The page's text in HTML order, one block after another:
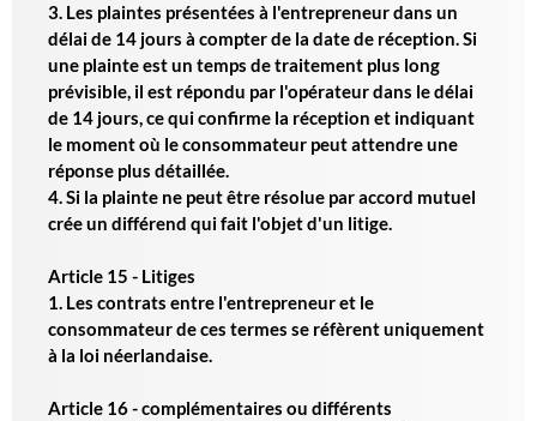
3. Les plaintes présentées à l'entrepreneur dans un
délai de 14 jours à compter de la date de réception. Si
une plainte est un temps de traitement plus long
prévisible, il est répondu par l'opérateur dans le délai
de 14 jours, ce qui confirme la réception et indiquant
le moment où le consommateur peut attendre une
réponse plus détaillée.
4. Si la plainte ne peut être résolue par accord mutuel
crée un différend qui fait l'objet d'un litige.
Article 15 - Litiges
1. Les contrats entre l'entrepreneur et le
consommateur de ces termes se réfèrent uniquement
à la loi néerlandaise.
Article 16 - complémentaires ou différents